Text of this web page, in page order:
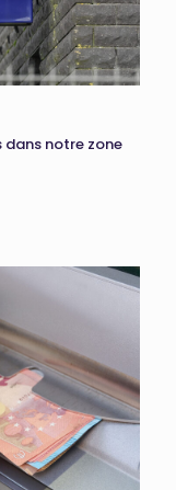
notre zone